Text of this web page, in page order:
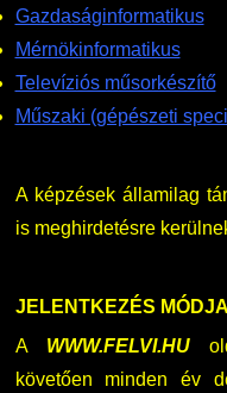
Gazdaságinformatikus
Mérnökinformatikus
Televíziós műsorkészítő
Műszaki (gépészeti
A képzések államilag
is meghirdetésre
JELENTKEZÉS
A WWW.FELVI.HU
követően minden év